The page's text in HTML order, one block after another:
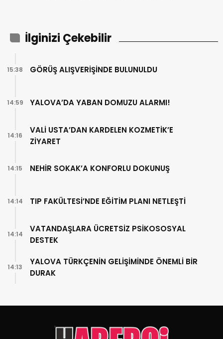
İlginizi Çekebilir
GÖRÜŞ ALIŞVERİŞİNDE BULUNULDU
15:38
YALOVA’DA YABAN DOMUZU ALARMI!
14:59
VALİ USTA’DAN KARDELEN KOZMETİK’E
ZİYARET
14:16
NEHİR SOKAK’A KONFORLU DOKUNUŞ
14:15
TIP FAKÜLTESİ’NDE EĞİTİM PLANI NETLEŞTİ
14:14
VATANDAŞLARA ÜCRETSİZ PSİKOSOSYAL
DESTEK
14:14
YALOVA TÜRKÇENİN GELİŞİMİNDE ÖNEMLİ BİR
DURAK
14:13